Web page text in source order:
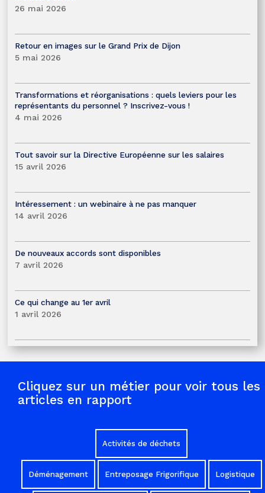
26 mai 2026
Retour en images sur le Grand Prix de Dijon
5 mai 2026
Transformations et réorganisations : quels leviers pour les
représentants du personnel ? Inscrivez-vous !
4 mai 2026
Tout savoir sur la Directive Européenne sur les salaires
15 avril 2026
Intéressement : un webinaire à ne pas manquer
14 avril 2026
De nouveaux accords sont disponibles
7 avril 2026
Ce qui change au 1er avril
1 avril 2026
Cliquez sur un métier pour voir tous les
articles en rapport
Activités de déchets
Déménagement Entreposage Frigorifique Logistique